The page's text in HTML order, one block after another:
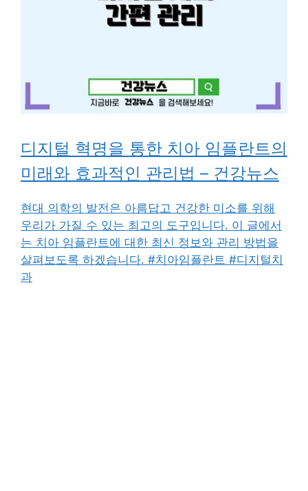
디지털 혁명을 통한 치아 임플란트의
미래와 효과적인 관리법 – 건강뉴스
현대 의학의 발전은 아름답고 건강한 미소를 위해
우리가 가질 수 있는 최고의 도구입니다. 이 글에서
는 치아 임플란트에 대한 최신 정보와 관리 방법을
살펴보도록 하겠습니다. #치아임플란트 #디지털치
과